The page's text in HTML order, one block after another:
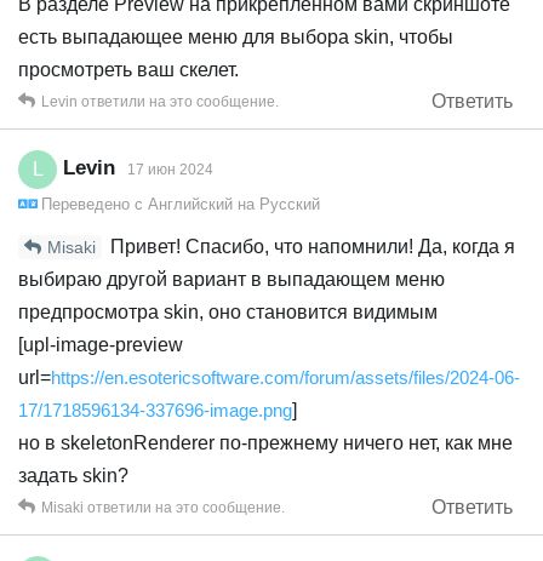
есть выпадающее меню для выбора skin, чтобы
просмотреть ваш скелет.
Ответить
Levin ответили на это сообщение.
Levin 17 июн 2024
Переведено с Английский на Русский
Misaki
Привет! Спасибо, что напомнили! Да, когда я
выбираю другой вариант в выпадающем меню
предпросмотра skin, оно становится видимым
[upl-image-preview
url=https://en.esotericsoftware.com/forum/assets/files/2024-06-
17/1718596134-337696-image.png]
но в skeletonRenderer по-прежнему ничего нет, как мне
задать skin?
Ответить
Misaki ответили на это сообщение.